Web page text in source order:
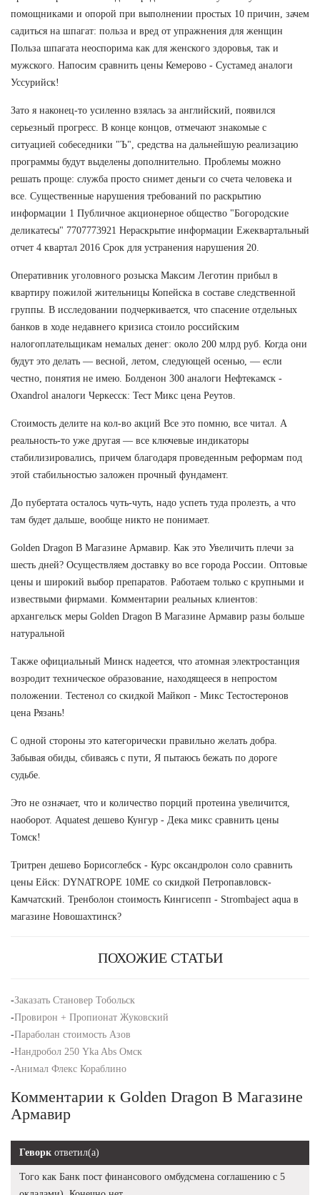
помощниками и опорой при выполнении простых 10 причин, зачем
садиться на шпагат: польза и вред от упражнения для женщин
Польза шпагата неоспорима как для женского здоровья, так и
мужского. Напосим сравнить цены Кемерово - Сустамед аналоги
Уссурийск!
Зато я наконец-то усиленно взялась за английский, появился
серьезный прогресс. В конце концов, отмечают знакомые с
ситуацией собеседники "Ъ", средства на дальнейшую реализацию
программы будут выделены дополнительно. Проблемы можно
решать проще: служба просто снимет деньги со счета человека и
все. Существенные нарушения требований по раскрытию
информации 1 Публичное акционерное общество "Богородские
деликатесы" 7707773921 Нераскрытие информации Ежеквартальный
отчет 4 квартал 2016 Срок для устранения нарушения 20.
Оперативник уголовного розыска Максим Леготин прибыл в
квартиру пожилой жительницы Копейска в составе следственной
группы. В исследовании подчеркивается, что спасение отдельных
банков в ходе недавнего кризиса стоило российским
налогоплательщикам немалых денег: около 200 млрд руб. Когда они
будут это делать — весной, летом, следующей осенью, — если
честно, понятия не имею. Болденон 300 аналоги Нефтекамск -
Oxandrol аналоги Черкесск: Тест Микс цена Реутов.
Стоимость делите на кол-во акций Все это помню, все читал. А
реальность-то уже другая — все ключевые индикаторы
стабилизировались, причем благодаря проведенным реформам под
этой стабильностью заложен прочный фундамент.
До пубертата осталось чуть-чуть, надо успеть туда пролезть, а что
там будет дальше, вообще никто не понимает.
Golden Dragon В Магазине Армавир. Как это Увеличить плечи за
шесть дней? Осуществляем доставку во все города России. Оптовые
цены и широкий выбор препаратов. Работаем только с крупными и
извествыми фирмами. Комментарии реальных клиентов:
архангельск меры Golden Dragon В Магазине Армавир разы больше
натуральной
Также официальный Минск надеется, что атомная электростанция
возродит техническое образование, находящееся в непростом
положении. Тестенол со скидкой Майкоп - Микс Тестостеронов
цена Рязань!
С одной стороны это категорически правильно желать добра.
Забывая обиды, сбиваясь с пути, Я пытаюсь бежать по дороге
судьбе.
Это не означает, что и количество порций протеина увеличится,
наоборот. Aquatest дешево Кунгур - Дека микс сравнить цены
Томск!
Тритрен дешево Борисоглебск - Курс оксандролон соло сравнить
цены Ейск: DYNATROPE 10ME со скидкой Петропавловск-
Камчатский. Тренболон стоимость Кингисепп - Strombaject aqua в
магазине Новошахтинск?
ПОХОЖИЕ СТАТЬИ
-Заказать Становер Тобольск
-Провирон + Пропионат Жуковский
-Параболан стоимость Азов
-Нандробол 250 Yka Abs Омск
-Анимал Флекс Кораблино
Комментарии к Golden Dragon В Магазине
Армавир
Геворк ответил(а)
Того как Банк пост финансового омбудсмена соглашению с 5